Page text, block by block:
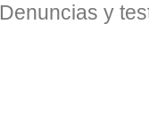
Denuncias y